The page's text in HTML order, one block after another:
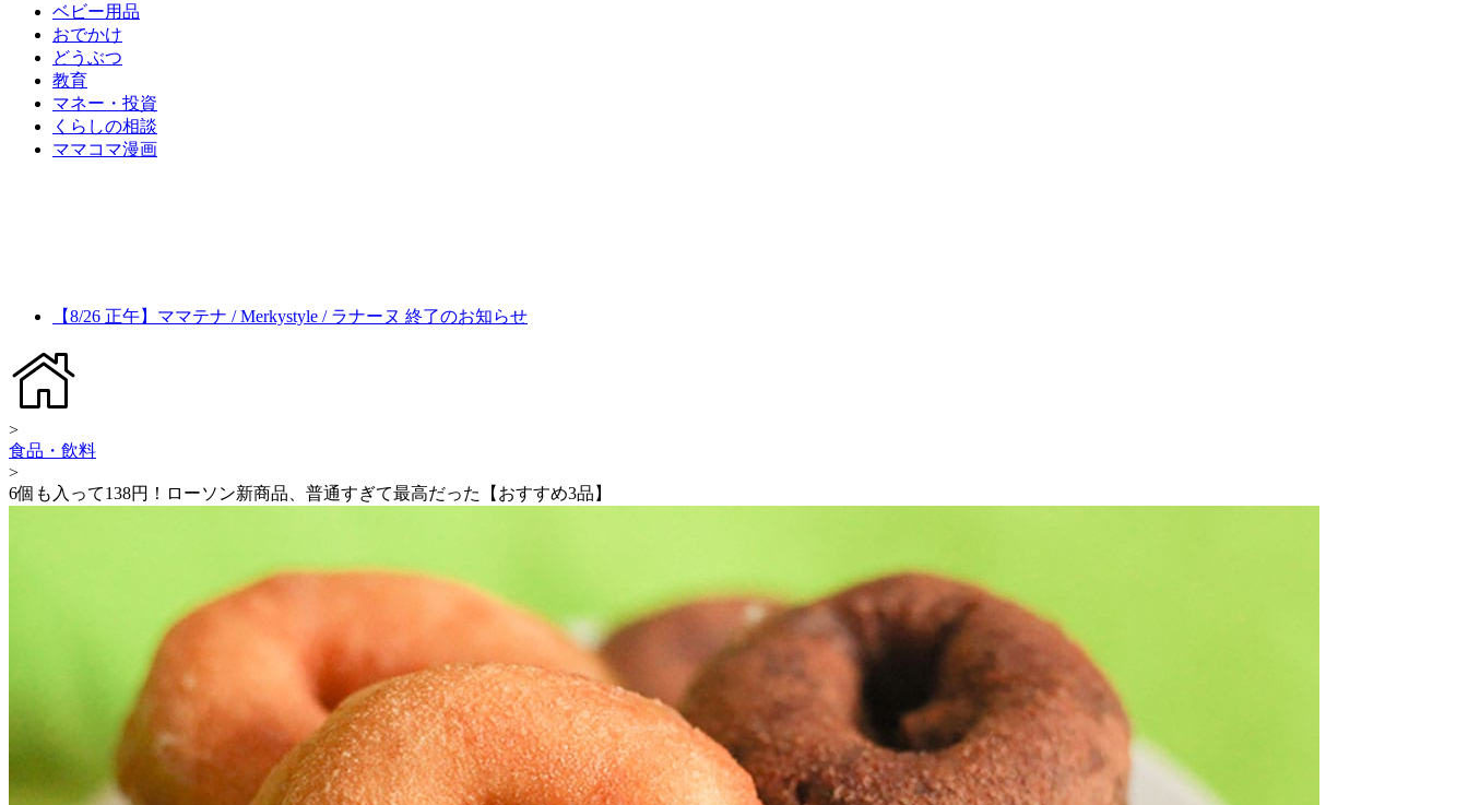
ベビー用品
おでかけ
どうぶつ
教育
マネー・投資
くらしの相談
ママコマ漫画
【8/26 正午】ママテナ / Merkystyle / ラナーヌ 終了のお知らせ
>
食品・飲料
>
6個も入って138円！ローソン新商品、普通すぎて最高だった【おすすめ3品】